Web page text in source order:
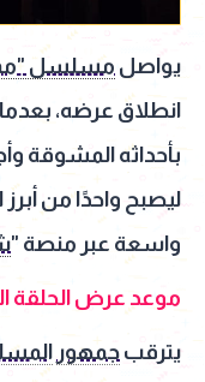
يواصل مسلسل
انطلاق عرضه،
بأحداثه المشوقة
ليصبح واحدًا من أبرز
واسعة عبر منصة "
موعد عرض
يترقب جمهور